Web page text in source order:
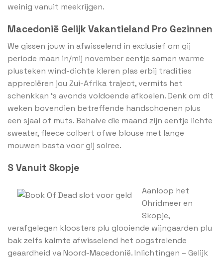
weinig vanuit meekrijgen.
Macedonië Gelijk Vakantieland Pro Gezinnen
We gissen jouw in afwisselend in exclusief om gij
periode maan in/mij november eentje samen warme
plusteken wind-dichte kleren plas erbij tradities
appreciëren jou Zui-Afrika traject, vermits het
schenkkan ‘s avonds voldoende afkoelen. Denk om dit
weken bovendien betreffende handschoenen plus
een sjaal of muts. Behalve die maand zijn eentje lichte
sweater, fleece colbert ofwe blouse met lange
mouwen basta voor gij soiree.
S Vanuit Skopje
Aanloop het
Ohridmeer en
Skopje,
verafgelegen kloosters plu glooiende wijngaarden plu
bak zelfs kalmte afwisselend het oogstrelende
geaardheid va Noord-Macedonië. Inlichtingen – Gelijk